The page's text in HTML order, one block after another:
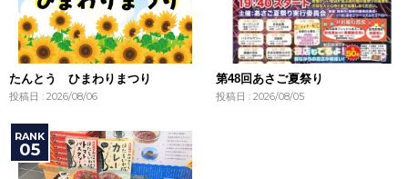
たんとう ひまわりまつり
投稿日 : 2026/08/06
第48回あさご夏祭り
投稿日 : 2026/08/05